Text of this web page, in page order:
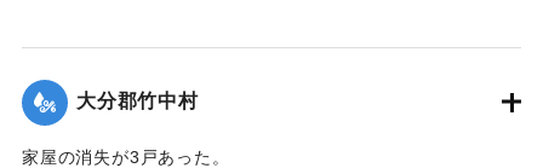
｜固有コード:00480032
大分郡竹中村
家屋の消失が3戸あった。